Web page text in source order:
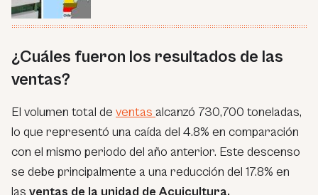
¿Cuáles fueron los resultados de las
ventas?
El volumen total de ventas alcanzó 730,700 toneladas,
lo que representó una caída del 4.8% en comparación
con el mismo periodo del año anterior. Este descenso
se debe principalmente a una reducción del 17.8% en
las ventas de la unidad de Acuicultura.